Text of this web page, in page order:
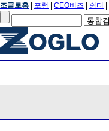
조글로홈 포럼 CEO비즈 쉼터